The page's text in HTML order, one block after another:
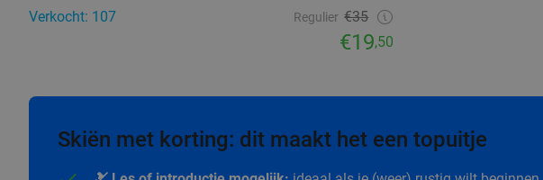
Verkocht: 107
Regulier €35
€19,50
Skiën met korting: dit maakt het een topuitje